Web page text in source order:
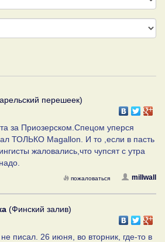
перешеек)
за Приозерском.Спецом уперся
ТОЛЬКО Magallon. И то ,если в пасть
жаловались,что чупсят с утра
millwall
пожаловаться
(Финский залив)
писал. 26 июня, во вторник, где-то в